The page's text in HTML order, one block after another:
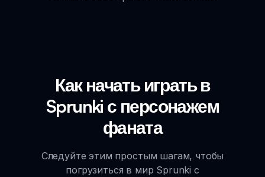
Как начать играть в
Sprunki с персонажем
фаната
Следуйте этим простым шагам, чтобы
погрузиться в мир Sprunki с